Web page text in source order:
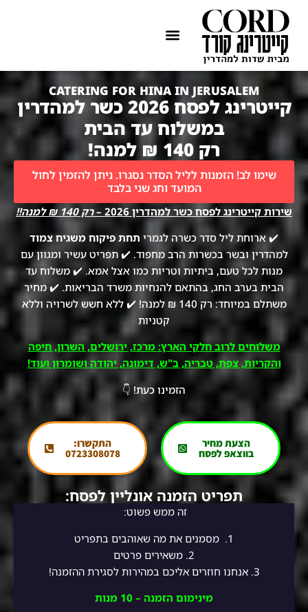
CATERING FOR HINA IN JERUSALEM
קייטרינג לפסח 2026 כשר למהדרין
במשלוח עד הבית
רק 140 ₪ למנה!
שימו לב! הזמנות לליל הסדר נסגרו. ניתן להזמין לחול
המועד וחג שני בלבד
שירות קייטרינג לפסח כשר למהדרין 2026 –
רק 140 ₪ למנה!!
✔️ ארוחת ליל סדר כשרה לגמרי תחת פיקוח משגיח צמוד
למהדרין ובשר בכשרות הרב מחפוד. ✔️ תפריט עשיר ומגוון עם
מנות לכל טעם, ביתיות וטריות כמו אצל אמא. ✔️ משלוח עד
הבית בערב החג, בהתאם להנחיות משרד הבריאות. ✔️ מחיר
משתלם במיוחד: רק 140 ₪ למנה! ✔️ ללא חשש לשרויה וללא
קטניות
משלוחים לרוב חלקי הארץ: מרכז, ירושלים, השרון, חיפה
והקריות, צפת, טבריה, ב"ש, דימונה, יהודה ושומרון ועוד!
הזמינו כעת! 👇
הצעת מחיר
בווצאפ לפסח
התקשרו:
0723308078
תפריט הזמנה אונליין לפסח:
זה ממש פשוט:
1.
מסמנים את מה שאוהבים בתפריט
2. משאירים פרטים
3. אנחנו חוזרים אליכם במהירות לסגירת ההזמנה!
מינימום הזמנה – 10 מנות